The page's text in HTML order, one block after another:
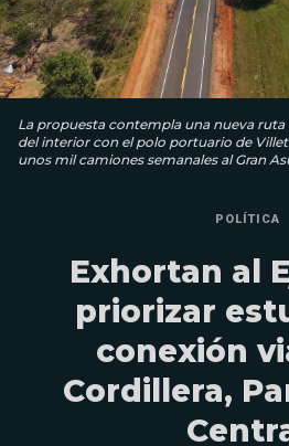
La propuesta contempla una nueva
del interior con el polo portuario de
unos mil camiones semanales al Gran
POLÍTICA
Exhortan al
priorizar
conexión
Cordillera,